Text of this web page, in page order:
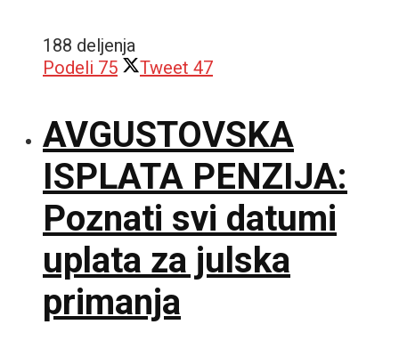
188 deljenja
Podeli 75 Tweet 47
AVGUSTOVSKA
ISPLATA PENZIJA:
Poznati svi datumi
uplata za julska
primanja